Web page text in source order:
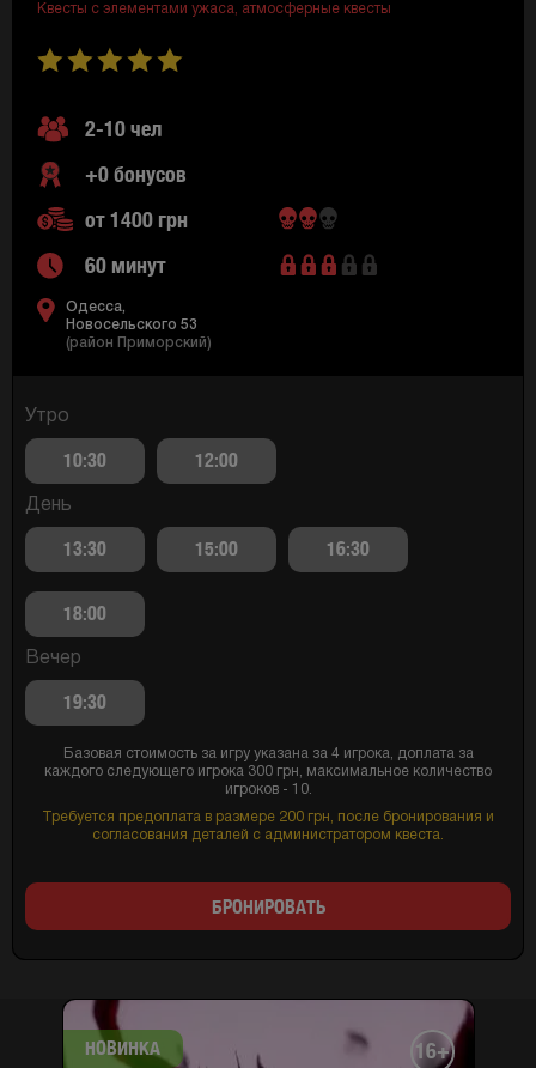
Квесты с элементами ужаса, атмосферные квесты
2-10 чел
+0 бонусов
от 1400 грн
60 минут
Одесса,
Новосельского 53
(район Приморский)
Утро
10:30 12:00
День
13:30 15:00 16:30
18:00
Вечер
19:30
Базовая стоимость за игру указана за 4 игрока, доплата за
каждого следующего игрока 300 грн, максимальное количество
игроков - 10.
Требуется предоплата в размере 200 грн, после бронирования и
согласования деталей с администратором квеста.
БРОНИРОВАТЬ
НОВИНКА 16+